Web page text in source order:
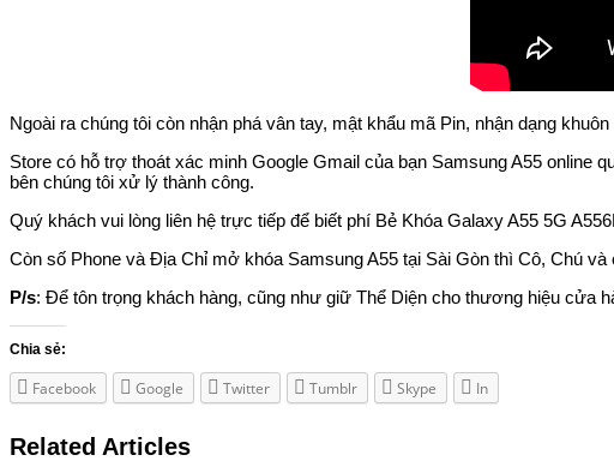
Ngoài ra chúng tôi còn nhận phá vân tay, mật khẩu mã Pin, nhận dạng
Store có hỗ trợ thoát xác minh Google Gmail của bạn Samsung A55 online
bên chúng tôi xử lý thành công.
Quý khách vui lòng liên hệ trực tiếp để biết phí Bẻ Khóa Galaxy A55 5G
Còn số Phone và Địa Chỉ mở khóa Samsung A55 tại Sài Gòn thì Cô, Chú
P/s: Để tôn trọng khách hàng, cũng như giữ Thể Diện cho thương hiệu cửa
Chia sẻ:
Facebook Google Twitter Tumblr Skype In
Related Articles